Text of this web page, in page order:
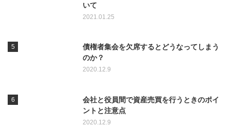
いて
2021.01.25
債権者集会を欠席するとどうなってしまう
のか？
2020.12.9
会社と役員間で資産売買を行うときのポイ
ントと注意点
2020.12.9